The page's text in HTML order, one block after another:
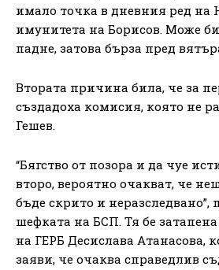
имало точка в дневния ред на
имунитета на Борисов. Може
падне, затова бърза пред
Втората причина била, че за
създадоха комисия, която не
Гешев.
“Бягство от позора и да чуе
второ, вероятно очакват, че
бъде скрито и неразследвано”,
шефката на БСП. Тя бе
на ГЕРБ Десислава Атанасова,
заяви, че очаква справедлив